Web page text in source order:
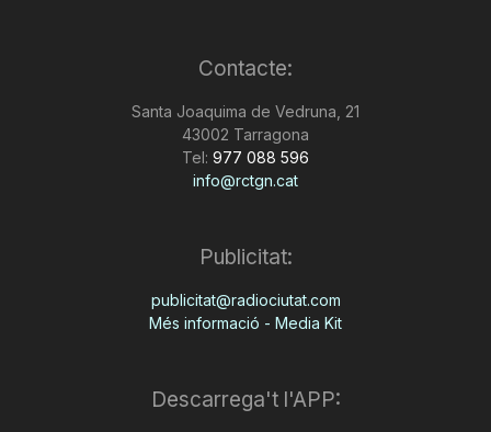
Contacte:
Santa Joaquima de Vedruna, 21
43002 Tarragona
Tel: 977 088 596
info@rctgn.cat
Publicitat:
publicitat@radiociutat.com
Més informació - Media Kit
Descarrega't l'APP: